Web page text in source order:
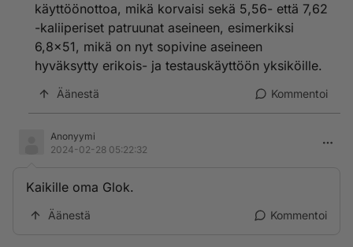
käyttöönottoa, mikä korvaisi sekä 5,56- että 7,62
-kaliiperiset patruunat aseineen, esimerkiksi
6,8x51, mikä on nyt sopivine aseineen
hyväksytty erikois- ja testauskäyttöön yksiköille.
Äänestä Kommentoi
Anonyymi
2024-02-28 05:22:32
Kaikille oma Glok.
Äänestä Kommentoi